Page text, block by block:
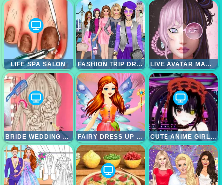
LIFE SPA SALON FASHION TRIP DRESS UP GAMES LIVE AVATAR MAKER GIRLS
BRIDE WEDDING HAIR DESIGN FAIRY DRESS UP GAMES FOR GIRLS CUTE ANIME GIRLS CLICKER